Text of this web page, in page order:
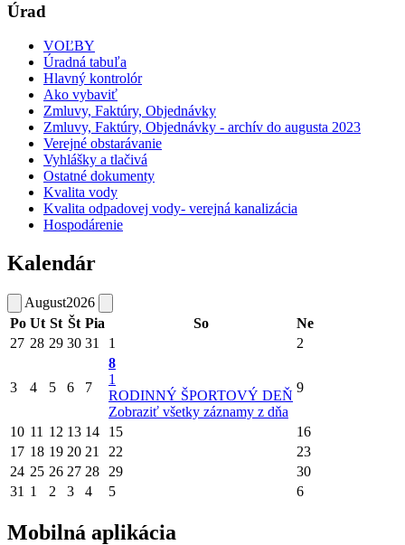
Úrad
VOĽBY
Úradná tabuľa
Hlavný kontrolór
Ako vybaviť
Zmluvy, Faktúry, Objednávky
Zmluvy, Faktúry, Objednávky - archív do augusta 2023
Verejné obstarávanie
Vyhlášky a tlačivá
Ostatné dokumenty
Kvalita vody
Kvalita odpadovej vody- verejná kanalizácia
Hospodárenie
Kalendár
August2026
Po Ut St Št Pia So
Ne
27 28 29 30 31 1 2
3 4 5 6 7
8
1
RODINNÝ ŠPORTOVÝ DEŇ
Zobraziť všetky záznamy z dňa
9
10 11 12 13 14 15
16
17 18 19 20 21 22
23
24 25 26 27 28 29
30
31 1 2 3 4 5 6
Mobilná aplikácia